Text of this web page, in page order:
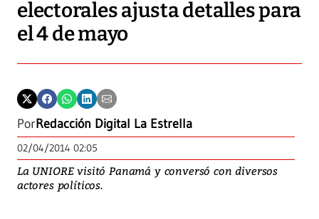
electorales ajusta detalles para
el 4 de mayo
PorRedacción Digital La Estrella
02/04/2014 02:05
La UNIORE visitó Panamá y conversó con diversos
actores políticos.